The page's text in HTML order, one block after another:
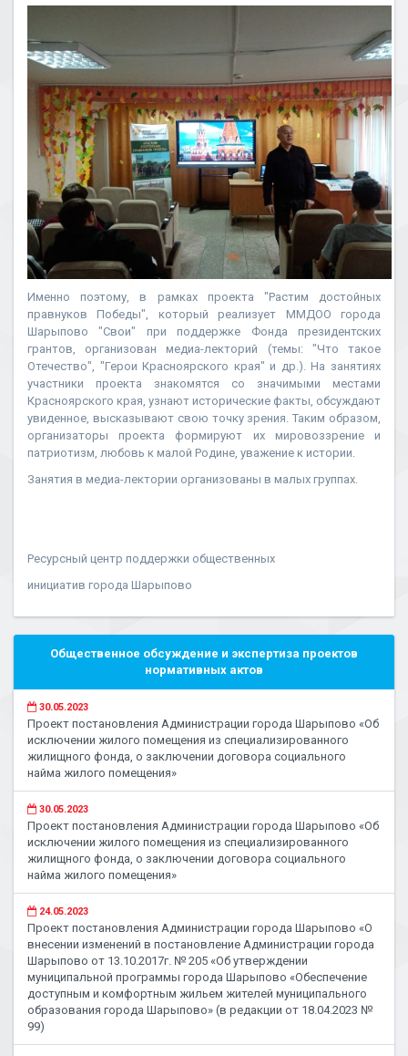
Именно поэтому, в рамках проекта "Растим достойных
правнуков Победы", который реализует ММДОО города
Шарыпово "Свои" при поддержке Фонда президентских
грантов, организован медиа-лекторий (темы: "Что такое
Отечество", "Герои Красноярского края" и др.). На занятиях
участники проекта знакомятся со значимыми местами
Красноярского края, узнают исторические факты, обсуждают
увиденное, высказывают свою точку зрения. Таким образом,
организаторы проекта формируют их мировоззрение и
патриотизм, любовь к малой Родине, уважение к истории.
Занятия в медиа-лектории организованы в малых группах.
Ресурсный центр поддержки общественных
инициатив города Шарыпово
Общественное обсуждение и экспертиза проектов
нормативных актов
30.05.2023
Проект постановления Администрации города Шарыпово «Об
исключении жилого помещения из специализированного
жилищного фонда, о заключении договора социального
найма жилого помещения»
30.05.2023
Проект постановления Администрации города Шарыпово «Об
исключении жилого помещения из специализированного
жилищного фонда, о заключении договора социального
найма жилого помещения»
24.05.2023
Проект постановления Администрации города Шарыпово «О
внесении изменений в постановление Администрации города
Шарыпово от 13.10.2017г. № 205 «Об утверждении
муниципальной программы города Шарыпово «Обеспечение
доступным и комфортным жильем жителей муниципального
образования города Шарыпово» (в редакции от 18.04.2023 №
99)